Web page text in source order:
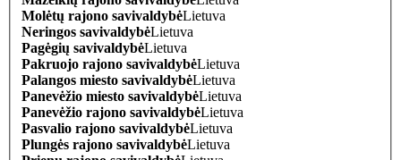
Molėtų rajono savivaldybėLietuva
Neringos savivaldybėLietuva
Pagėgių savivaldybėLietuva
Pakruojo rajono savivaldybėLietuva
Palangos miesto savivaldybėLietuva
Panevėžio miesto savivaldybėLietuva
Panevėžio rajono savivaldybėLietuva
Pasvalio rajono savivaldybėLietuva
Plungės rajono savivaldybėLietuva